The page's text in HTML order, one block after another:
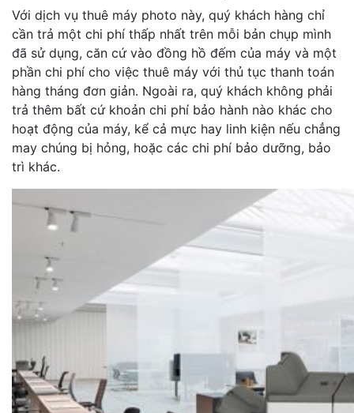
Với dịch vụ thuê máy photo này, quý khách hàng chỉ
cần trả một chi phí thấp nhất trên mỗi bản chụp mình
đã sử dụng, căn cứ vào đồng hồ đếm của máy và một
phần chi phí cho việc thuê máy với thủ tục thanh toán
hàng tháng đơn giản. Ngoài ra, quý khách không phải
trả thêm bất cứ khoản chi phí bảo hành nào khác cho
hoạt động của máy, kể cả mực hay linh kiện nếu chẳng
may chúng bị hỏng, hoặc các chi phí bảo dưỡng, bảo
trì khác.